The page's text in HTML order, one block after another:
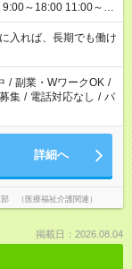
～18:00 11:00～
令に基づき、週20時
ます ※労働者派遣法
・短期間の就業はご
入れば、長期でも働け
/ 副業・WワークOK /
集 / 電話対応なし / パ
詳細へ
（医療福祉介護関連）
掲載日：2026.08.04